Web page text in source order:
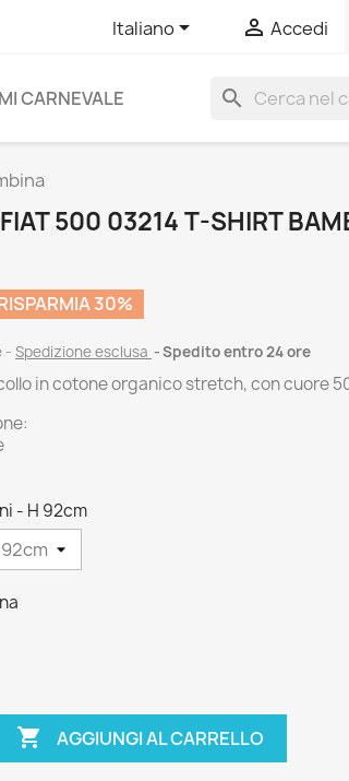
Italiano  Accedi
CARNEVALE search
500 03214 T-SHIRT
30%
Spedizione esclusa Spedito entro 24 ore
in cotone organico stretch, con cuore
- H 92cm
 AGGIUNGI AL CARRELLO